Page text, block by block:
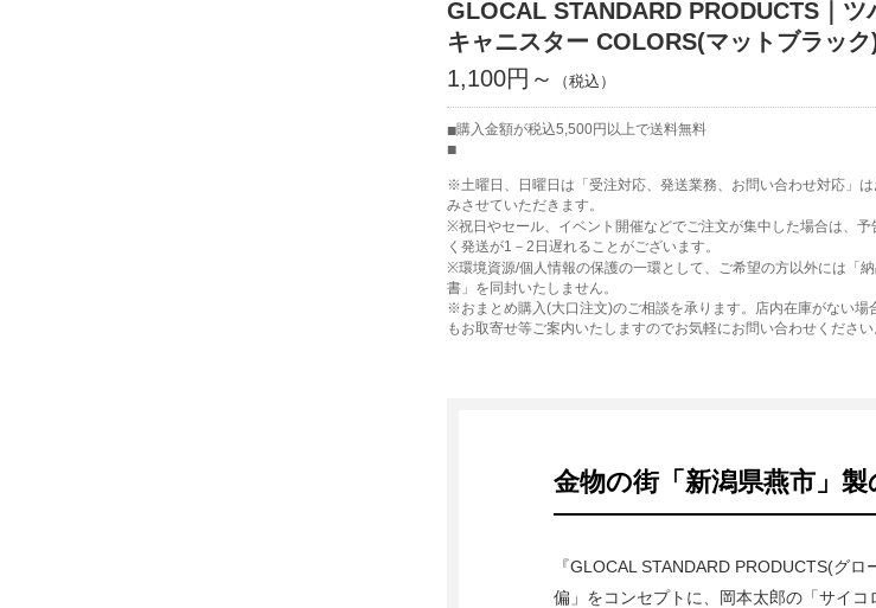
GLOCAL STANDARD PRODUCTS｜ツ
キャニスター COLORS(マットブラック
1,100円～
購入金額が税込5,500円以上で送料無料
※土曜日、日曜日は「受注対応、発送業務、お問い合わせ対応」
みさせていただきます。
※祝日やセール、イベント開催などでご注文が集中した場合は、予
く発送が1－2日遅れることがございます。
※環境資源/個人情報の保護の一環として、ご希望の方以外には「
書」を同封いたしません。
※おまとめ購入(大口注文)のご相談を承ります。店内在庫がない場
もお取寄せ等ご案内いたしますのでお気軽にお問い合わせください
金物の街「新潟県燕市」
『GLOCAL STANDARD PRODUCTS(グ
偏」をコンセプトに、岡本太郎の「サイ